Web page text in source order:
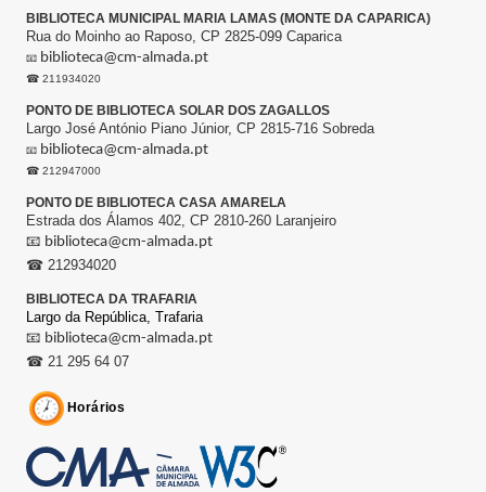
BIBLIOTECA MUNICIPAL MARIA LAMAS (MONTE DA CAPARICA)
Rua do Moinho ao Raposo, CP 2825-099 Caparica
📧 biblioteca@cm-almada.pt
☎ 211934020
PONTO DE BIBLIOTECA SOLAR DOS ZAGALLOS
Largo José António Piano Júnior, CP 2815-716 Sobreda
📧 biblioteca@cm-almada.pt
☎ 212947000
PONTO DE BIBLIOTECA CASA AMARELA
Estrada dos Álamos 402, CP 2810-260 Laranjeiro
📧 biblioteca@cm-almada.pt
☎ 212934020
BIBLIOTECA DA TRAFARIA
Largo da República, Trafaria
📧 biblioteca@cm-almada.pt
☎ 21 295 64 07
Horários